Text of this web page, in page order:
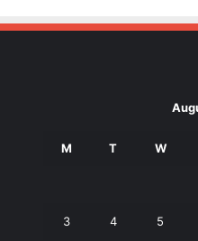
M T W
3 4 5